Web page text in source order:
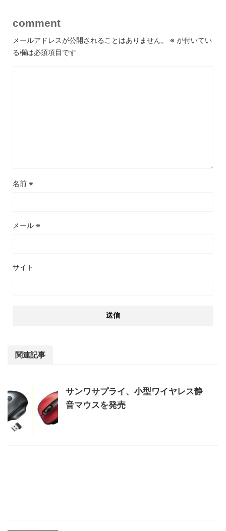
comment
メールアドレスが公開されることはありません。 ※ が付いてい
る欄は必須項目です
名前 ※
メール ※
サイト
関連記事
サンワサプライ、小型ワイヤレス静
音マウスを発売